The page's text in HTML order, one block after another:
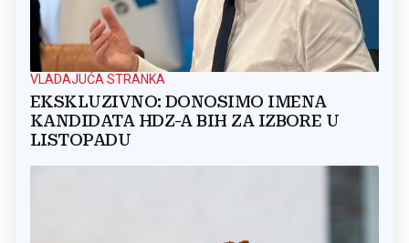
VLADAJUĆA STRANKA
EKSKLUZIVNO: DONOSIMO IMENA
KANDIDATA HDZ-A BIH ZA IZBORE U
LISTOPADU